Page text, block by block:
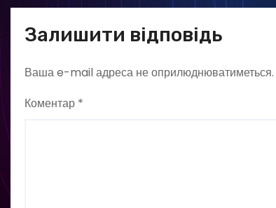
Залишити відповідь
Ваша e-mail адреса не оприлюднюватиметься.
Коментар *